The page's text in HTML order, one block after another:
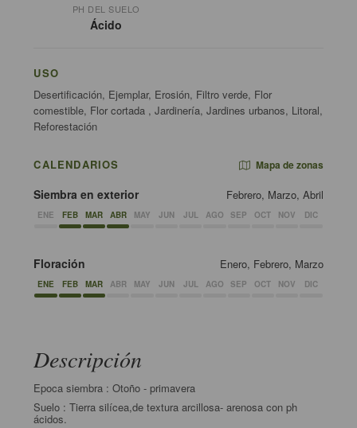
PH DEL SUELO
Ácido
USO
Desertificación, Ejemplar, Erosión, Filtro verde, Flor
comestible, Flor cortada , Jardinería, Jardines urbanos, Litoral,
Reforestación
CALENDARIOS Mapa de zonas
Siembra en exterior Febrero, Marzo, Abril
ENE FEB MAR ABR MAY JUN JUL AGO SEP OCT NOV DIC
Floración Enero, Febrero, Marzo
ENE FEB MAR ABR MAY JUN JUL AGO SEP OCT NOV DIC
Descripción
Epoca siembra : Otoño - primavera
Suelo : Tierra silícea,de textura arcillosa- arenosa con ph
ácidos.